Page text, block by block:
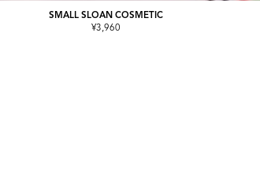
SMALL SLOAN COSMETIC
¥3,960